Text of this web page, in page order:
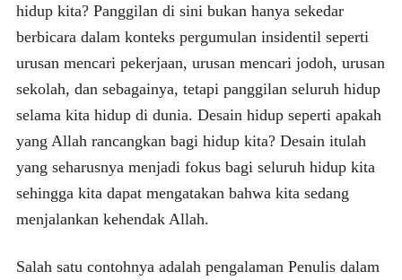
hidup kita? Panggilan di sini bukan hanya sekedar
berbicara dalam konteks pergumulan insidentil seperti
urusan mencari pekerjaan, urusan mencari jodoh, urusan
sekolah, dan sebagainya, tetapi panggilan seluruh hidup
selama kita hidup di dunia. Desain hidup seperti apakah
yang Allah rancangkan bagi hidup kita? Desain itulah
yang seharusnya menjadi fokus bagi seluruh hidup kita
sehingga kita dapat mengatakan bahwa kita sedang
menjalankan kehendak Allah.
Salah satu contohnya adalah pengalaman Penulis dalam